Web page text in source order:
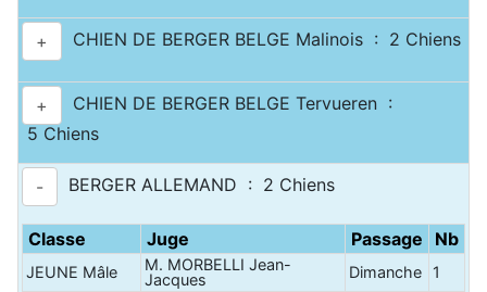
+ CHIEN DE BERGER BELGE Malinois : 2 Chiens
+
CHIEN DE BERGER BELGE Tervueren :
5 Chiens
- BERGER ALLEMAND : 2 Chiens
Classe Juge Passage Nb
JEUNE Mâle
M. MORBELLI Jean-
Jacques
Dimanche 1